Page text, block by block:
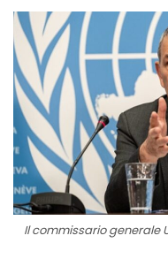
Il commissario generale